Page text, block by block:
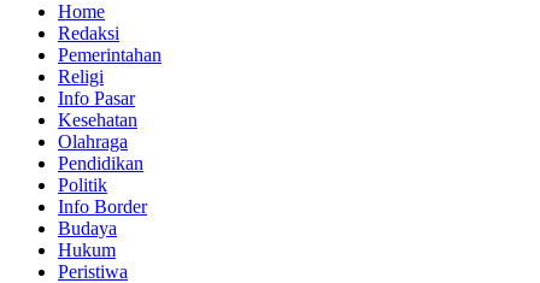
Home
Redaksi
Pemerintahan
Religi
Info Pasar
Kesehatan
Olahraga
Pendidikan
Politik
Info Border
Budaya
Hukum
Peristiwa